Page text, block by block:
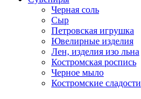
Черная соль
Сыр
Петровская игрушка
Ювелирные изделия
Лен, изделия изо льна
Костромская роспись
Черное мыло
Костромские сладости